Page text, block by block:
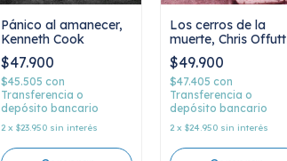
Pánico al amanecer,
Kenneth Cook
$47.900
$45.505 con
Transferencia o
depósito bancario
2 x $23.950 sin interés
Los cerros de la
muerte, Chris Offutt
$49.900
$47.405 con
Transferencia o
depósito bancario
2 x $24.950 sin interés